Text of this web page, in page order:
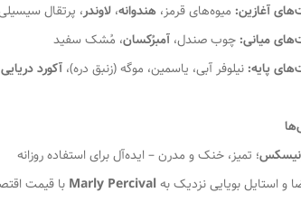
آغازین: میوه‌های قرمز، هندوانه، لاوندر، پرتقال
میانی:چوب صندل، آمبرُکسان، مُشک سفید
پایه:نیلوفر آبی، یاسمین، موگه (زنبق دره)، آکورد دریایی
؛ تمیز، خنک و مدرن – ایده‌آل برای استفاده روزانه
و استایل بویایی نزدیک بهMarly Percival با قیمت